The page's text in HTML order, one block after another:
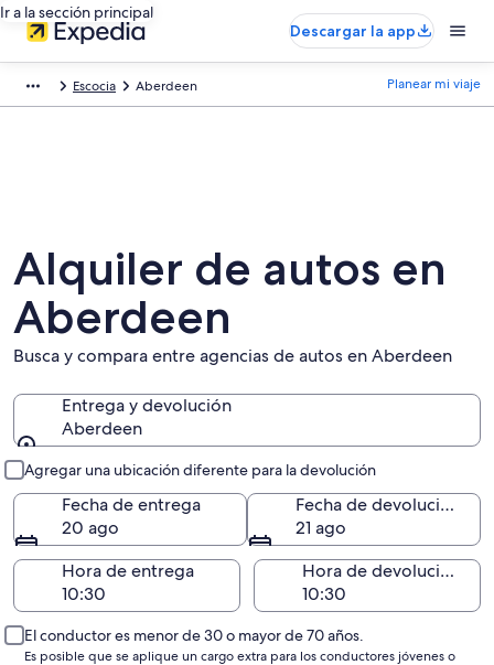
Ir a la sección principal
Descargar la app
Escocia Aberdeen Planear mi viaje
Alquiler de autos en
Aberdeen
Busca y compara entre agencias de autos en Aberdeen
Entrega y devolución
Aberdeen
Agregar una ubicación diferente para la devolución
Fecha de entrega
20 ago
Fecha de devolución
21 ago
Hora de entrega
Hora de devolución
El conductor es menor de 30 o mayor de 70 años.
Es posible que se aplique un cargo extra para los conductores jóvenes o